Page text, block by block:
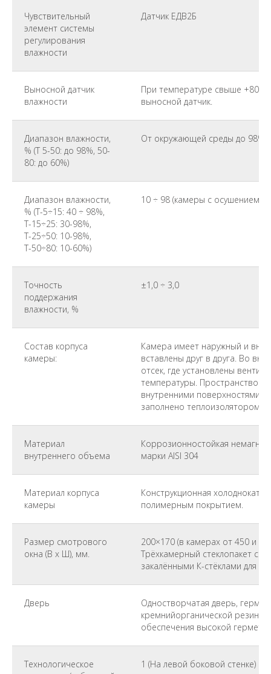
Чувствительный
элемент системы
регулирования
влажности
Датчик ЕДВ2Б
Выносной датчик
влажности
При температуре свыше +80
выносной датчик.
Диапазон влажности,
% (Т 5-50: до 98%, 50-
80: до 60%)
От окружающей среды до 98%
Диапазон влажности,
% (Т-5÷15: 40 ÷ 98%,
Т-15÷25: 30-98%,
Т-25÷50: 10-98%,
Т-50÷80: 10-60%)
10 ÷ 98 (камеры с осушением)
Точность
поддержания
влажности, %
±1,0 ÷ 3,0
Состав корпуса
камеры:
Камера имеет наружный и
вставлены друг в друга. Во
отсек, где установлены
температуры. Пространство
внутренними поверхностями
заполнено теплоизолятором.
Материал
внутреннего объема
Коррозионностойкая
марки AISI 304
Материал корпуса
камеры
Конструкционная
полимерным покрытием.
Размер смотрового
окна (В x Ш), мм.
200×170 (в камерах от 450 и
Трёхкамерный стеклопакет с
закалёнными К-стёклами для
Дверь
Одностворчатая дверь,
кремнийорганической резины
обеспечения высокой
Технологическое
1 (На левой боковой стенке)